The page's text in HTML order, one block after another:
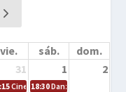
vie. sáb.
dom.
31 1 2
Cine en la calle – Cómo
18:30Danza – Cita en el